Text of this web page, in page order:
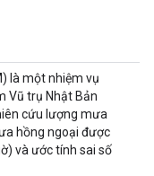
là một nhiệm vụ
Vũ trụ Nhật Bản
cứu lượng mưa
hồng ngoại được
và ước tính sai số